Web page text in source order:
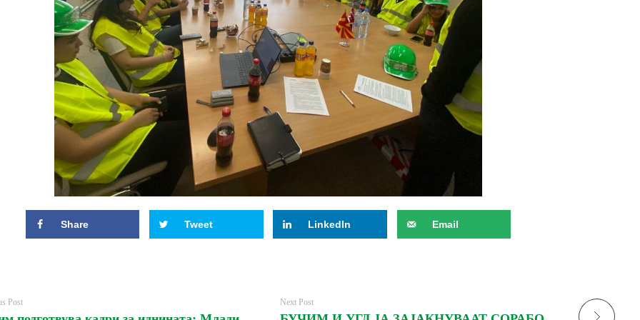
Share Tweet LinkedIn Email
Post Next Post